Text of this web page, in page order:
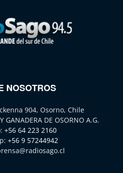
NOSOTROS
904, Osorno, Chile
GANADERA DE OSORNO A.G.
+56 64 223 2160
+56 9 57244942